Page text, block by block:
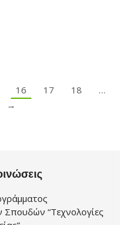
16 17 18
…
→
Σπουδών “Τεχνολογίες